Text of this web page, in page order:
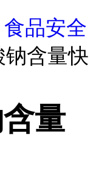
食品安全
含量快
量